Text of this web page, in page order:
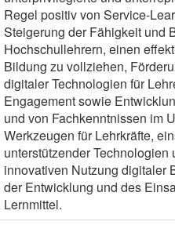
Regel positiv von Service-
Steigerung der Fähigkeit und
Hochschullehrern, einen
Bildung zu vollziehen,
digitaler Technologien für
Engagement sowie
und von Fachkenntnissen im
Werkzeugen für Lehrkräfte,
unterstützender
innovativen Nutzung digitaler
der Entwicklung und des
Lernmittel.